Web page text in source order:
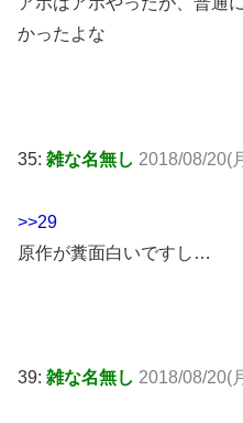
かったよな
35: 雑な名無し 2018/08/20(
>>29
原作が糞面白いですし…
39: 雑な名無し 2018/08/20(